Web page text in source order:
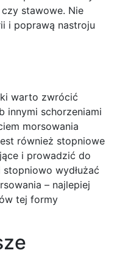
stawowe. Nie
i poprawą nastroju
warto zwrócić
innymi schorzeniami
morsowania
również stopniowe
i prowadzić do
wydłużać
– najlepiej
tej formy